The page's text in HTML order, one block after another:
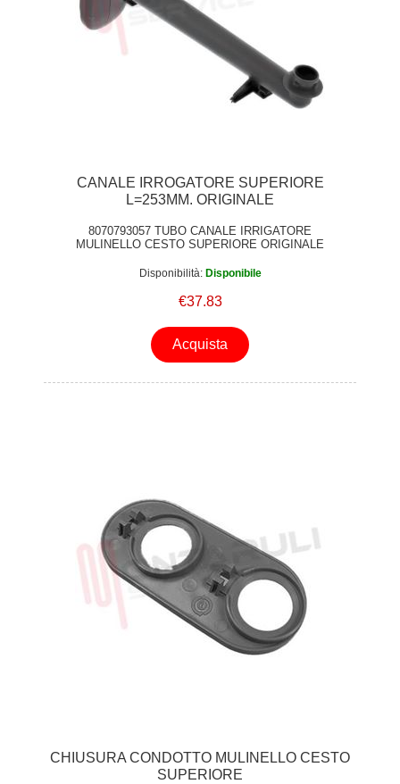
CANALE IRROGATORE SUPERIORE
L=253MM. ORIGINALE
8070793057 TUBO CANALE IRRIGATORE
MULINELLO CESTO SUPERIORE ORIGINALE
Disponibilità: Disponibile
€37.83
Acquista
CHIUSURA CONDOTTO MULINELLO CESTO
SUPERIORE